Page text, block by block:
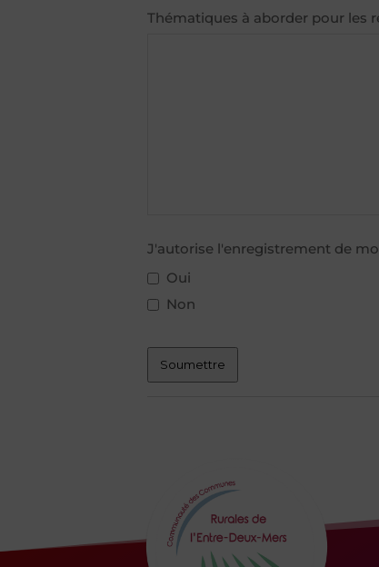
Thématiques à aborder pour les
J'autorise l'enregistrement de
Oui
Non
Soumettre